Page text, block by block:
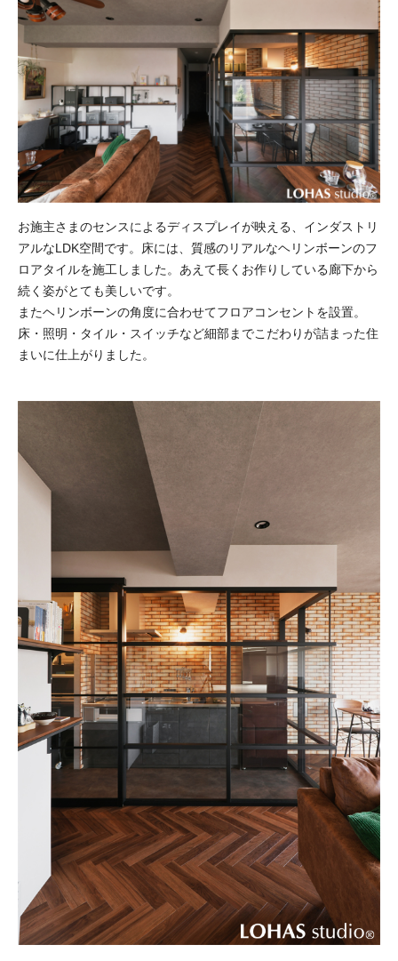
お施主さまのセンスによるディスプレイが映える、インダストリ
アルなLDK空間です。床には、質感のリアルなヘリンボーンのフ
ロアタイルを施工しました。あえて長くお作りしている廊下から
続く姿がとても美しいです。
またヘリンボーンの角度に合わせてフロアコンセントを設置。
床・照明・タイル・スイッチなど細部までこだわりが詰まった住
まいに仕上がりました。